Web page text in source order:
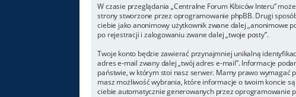
W czasie przeglądania „Centralne Forum Kibiców Interu”
strony stworzone przez oprogramowanie phpBB. Drugi
ciebie jako anonimowy użytkownik zwane dalej „anonimowe
po rejestracji i zalogowaniu zwane dalej „twoje posty”.
Twoje konto będzie zawierać przynajmniej unikalną
adres e-mail zwany dalej „twój adres e-mail”. Informacje
państwie, w którym stoi nasz serwer. Mamy prawo wymagać
masz możliwość wybrania, które informacje o twoim koncie
ciebie automatycznie generowanych przez oprogramowanie